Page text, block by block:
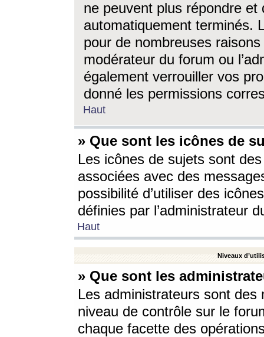
ne peuvent plus répondre
automatiquement terminés.
pour de nombreuses
modérateur du forum ou
également verrouiller vos
donné les permissions
Haut
» Que sont les icônes de
Les icônes de sujets sont
associées avec des
possibilité d’utiliser des
définies par l’administrateur
Haut
Niveaux
» Que sont les
Les administrateurs sont
niveau de contrôle sur le
chaque facette des